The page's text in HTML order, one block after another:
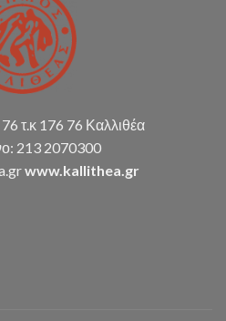
τ.κ 176 76 Καλλιθέα
213 2070300
www.kallithea.gr